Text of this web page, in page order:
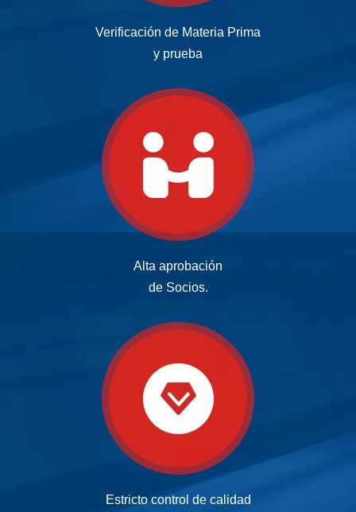
Verificación de Materia Prima
y prueba
Alta aprobación
de Socios.
Estricto control de calidad